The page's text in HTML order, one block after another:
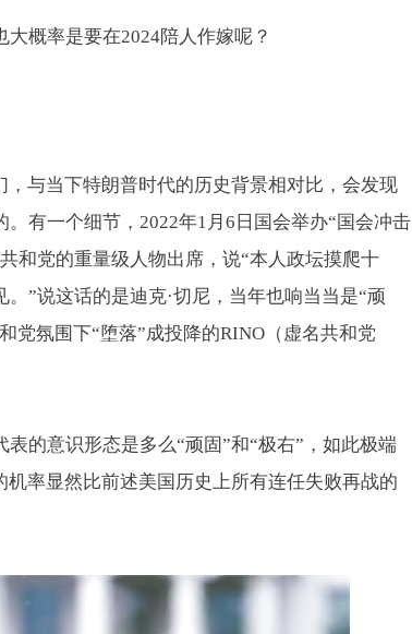
大概率是要在2024陪人作嫁呢？
与当下特朗普时代的历史背景相对比，会发现
有一个细节， 2022年1 月 6 日国会举办“国会冲击
和党的重量级人物出席，说“本人政坛摸爬十
”说这话的是迪克·切尼，当年也响当当是“顽
党氛围下“堕落”成投降的RINO （虚名共和党
的意识形态是多么“顽固”和“极右”，如此极端
率显然比前述美国历史上所有连任失败再战的